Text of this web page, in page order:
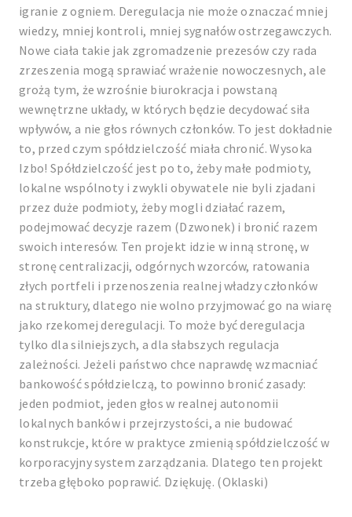
igranie z ogniem. Deregulacja nie może oznaczać mniej
wiedzy, mniej kontroli, mniej sygnałów ostrzegawczych.
Nowe ciała takie jak zgromadzenie prezesów czy rada
zrzeszenia mogą sprawiać wrażenie nowoczesnych, ale
grożą tym, że wzrośnie biurokracja i powstaną
wewnętrzne układy, w których będzie decydować siła
wpływów, a nie głos równych członków. To jest dokładnie
to, przed czym spółdzielczość miała chronić. Wysoka
Izbo! Spółdzielczość jest po to, żeby małe podmioty,
lokalne wspólnoty i zwykli obywatele nie byli zjadani
przez duże podmioty, żeby mogli działać razem,
podejmować decyzje razem (Dzwonek) i bronić razem
swoich interesów. Ten projekt idzie w inną stronę, w
stronę centralizacji, odgórnych wzorców, ratowania
złych portfeli i przenoszenia realnej władzy członków
na struktury, dlatego nie wolno przyjmować go na wiarę
jako rzekomej deregulacji. To może być deregulacja
tylko dla silniejszych, a dla słabszych regulacja
zależności. Jeżeli państwo chce naprawdę wzmacniać
bankowość spółdzielczą, to powinno bronić zasady:
jeden podmiot, jeden głos w realnej autonomii
lokalnych banków i przejrzystości, a nie budować
konstrukcje, które w praktyce zmienią spółdzielczość w
korporacyjny system zarządzania. Dlatego ten projekt
trzeba głęboko poprawić. Dziękuję. (Oklaski)